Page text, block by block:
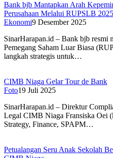
Bank bjb Mantapkan Arah
Perusahaan Melalui RUPSLB 2025
Ekonomi9 Desember 2025
SinarHarapan.id – Bank bjb resmi
Pemegang Saham Luar Biasa
langkah strategis untuk…
CIMB Niaga Gelar Tour de Bank
Foto19 Juli 2025
SinarHarapan.id – Direktur
Legal CIMB Niaga Fransiska Oei
Strategy, Finance, SPAPM…
Petualangan Seru Anak Sekolah